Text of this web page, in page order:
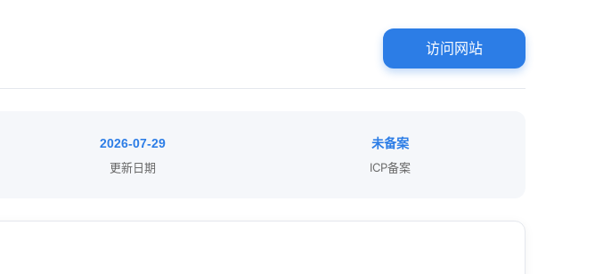
访问网站
2026-07-29
更新日期
未备案
ICP备案